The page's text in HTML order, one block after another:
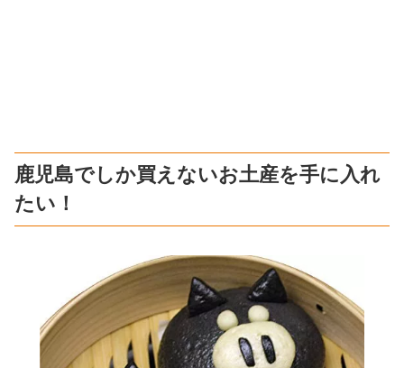
鹿児島でしか買えないお土産を手に入れ
たい！